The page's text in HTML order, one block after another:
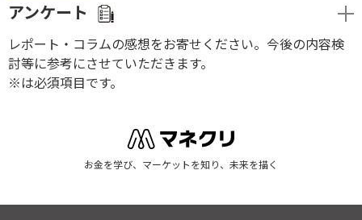
アンケート
レポート・コラムの感想をお寄せください。今後の内容検
討等に参考にさせていただきます。
※は必須項目です。
お金を学び、マーケットを知り、未来を描く